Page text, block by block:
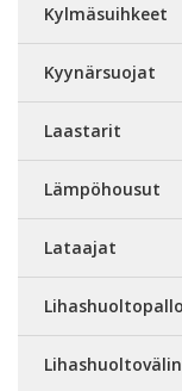
Kylmäsuihkeet
Kyynärsuojat
Laastarit
Lämpöhousut
Lataajat